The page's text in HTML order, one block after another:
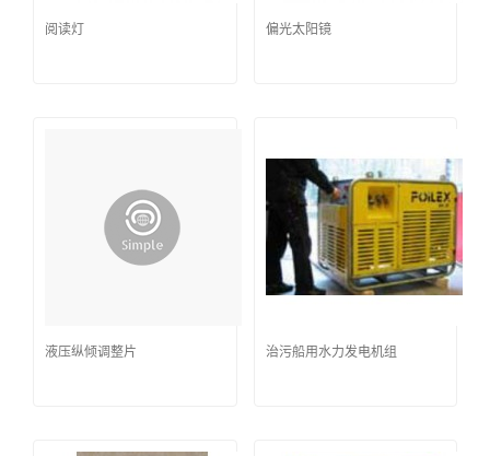
阅读灯 偏光太阳镜
液压纵倾调整片 治污船用水力发电机组